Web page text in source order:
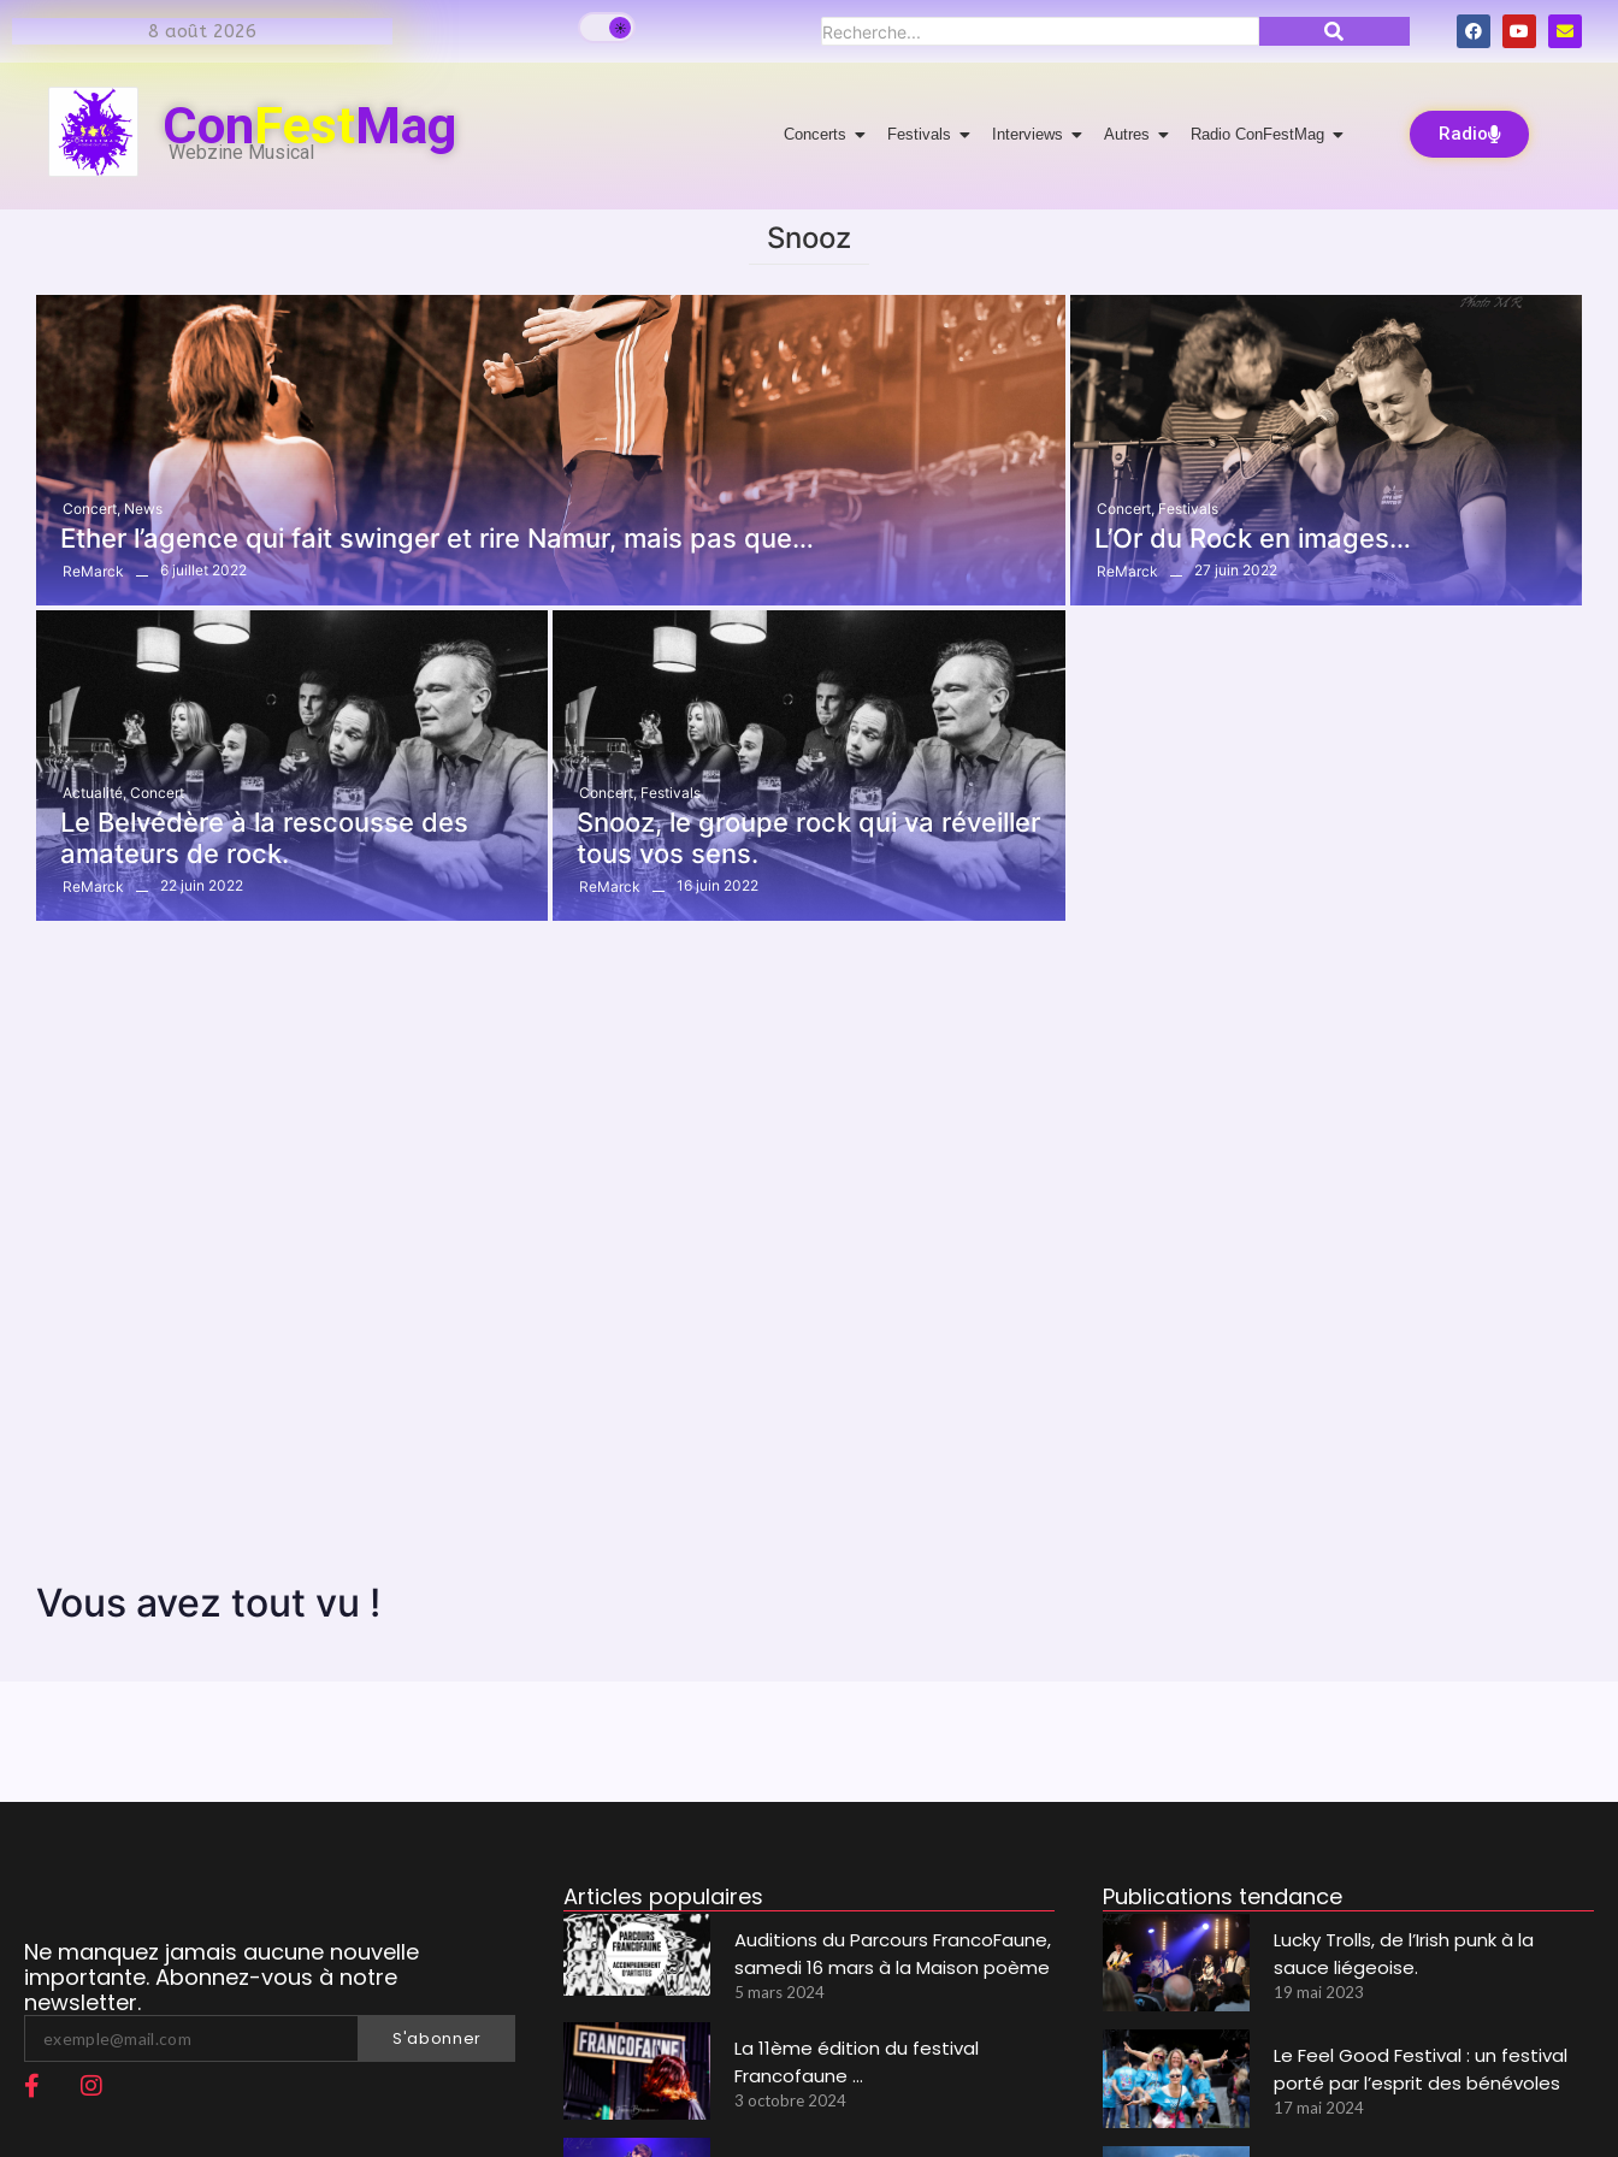
8 août 2026
ConFestMag
Webzine Musical
Concerts Festivals Interviews Autres Radio ConFestMag Radio
Snooz
Concert, News
Ether l’agence qui fait swinger et rire Namur, mais pas que…
ReMarck 6 juillet 2022
Concert, Festivals
L’Or du Rock en images…
ReMarck 27 juin 2022
Actualité, Concert
Le Belvédère à la rescousse des
amateurs de rock.
ReMarck 22 juin 2022
Concert, Festivals
Snooz, le groupe rock qui va réveiller
tous vos sens.
ReMarck 16 juin 2022
Vous avez tout vu !
Ne manquez jamais aucune nouvelle
importante. Abonnez-vous à notre
newsletter.
S'abonner
Articles populaires
Auditions du Parcours FrancoFaune,
samedi 16 mars à la Maison poème
5 mars 2024
La 11ème édition du festival
Francofaune …
3 octobre 2024
Publications tendance
Lucky Trolls, de l’Irish punk à la
sauce liégeoise.
19 mai 2023
Le Feel Good Festival : un festival
porté par l’esprit des bénévoles
17 mai 2024